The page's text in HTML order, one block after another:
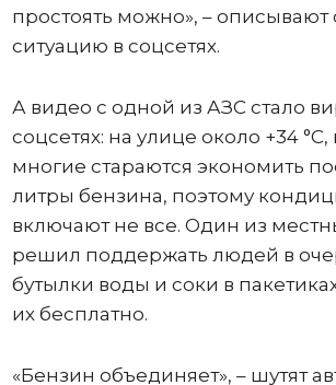
простоять можно», –
ситуацию в соцсетях.
А видео с одной из АЗС стало
соцсетях: на улице около +34
многие стараются экономить
литры бензина, поэтому
включают не все. Один из
решил поддержать людей в
бутылки воды и соки в
их бесплатно.
«Бензин объединяет», – шутят